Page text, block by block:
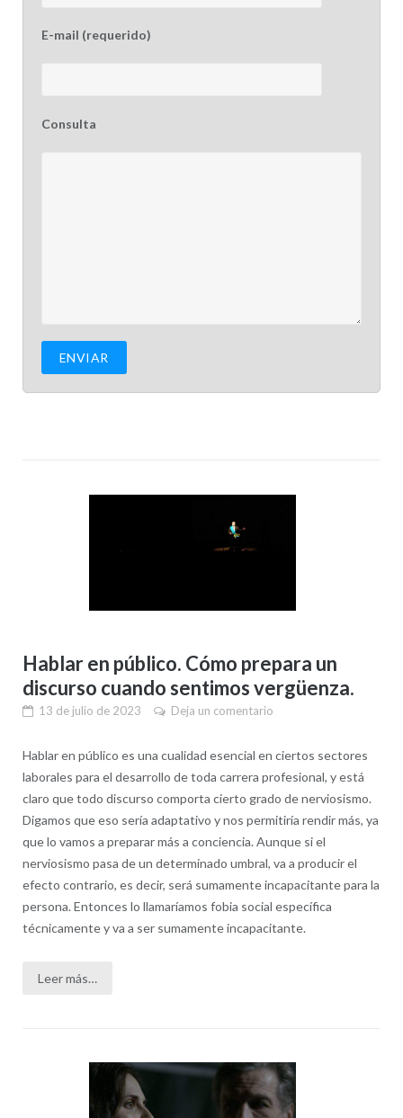
E-mail (requerido)
Consulta
Hablar en público. Cómo prepara un
discurso cuando sentimos vergüenza.
13 de julio de 2023 Deja un comentario
Hablar en público es una cualidad esencial en ciertos sectores
laborales para el desarrollo de toda carrera profesional, y está
claro que todo discurso comporta cierto grado de nerviosismo.
Digamos que eso sería adaptativo y nos permitiría rendir más, ya
que lo vamos a preparar más a conciencia. Aunque si el
nerviosismo pasa de un determinado umbral, va a producir el
efecto contrario, es decir, será sumamente incapacitante para la
persona. Entonces lo llamaríamos fobia social específica
técnicamente y va a ser sumamente incapacitante.
Leer más…